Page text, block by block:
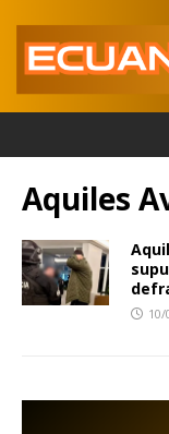
Aquiles
10/